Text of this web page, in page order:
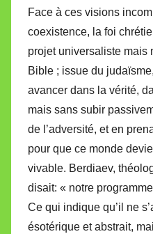
Face à ces visions
coexistence, la foi
projet universaliste mais
Bible ; issue du
avancer dans la vérité,
mais sans subir
de l’adversité, et en
pour que ce monde
vivable. Berdiaev,
disait: « notre
Ce qui indique qu’il ne
ésotérique et abstrait,